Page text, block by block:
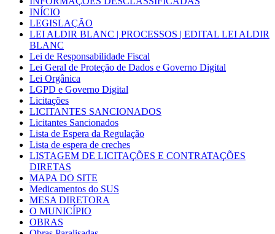
INÍCIO
LEGISLAÇÃO
LEI ALDIR BLANC | PROCESSOS | EDITAL LEI ALDIR
BLANC
Lei de Responsabilidade Fiscal
Lei Geral de Proteção de Dados e Governo Digital
Lei Orgânica
LGPD e Governo Digital
Licitações
LICITANTES SANCIONADOS
Licitantes Sancionados
Lista de Espera da Regulação
Lista de espera de creches
LISTAGEM DE LICITAÇÕES E CONTRATAÇÕES
DIRETAS
MAPA DO SITE
Medicamentos do SUS
MESA DIRETORA
O MUNICÍPIO
OBRAS